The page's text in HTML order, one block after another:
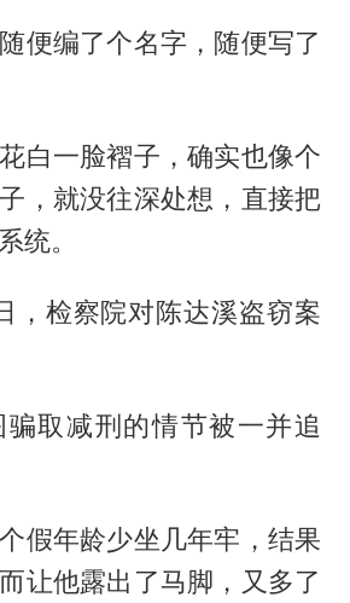
便编了个名字，随便写了
白一脸褶子，确实也像个
，就没往深处想，直接把
统。
，检察院对陈达溪盗窃案
取减刑的情节被一并追
假年龄少坐几年牢，结果
让他露出了马脚，又多了